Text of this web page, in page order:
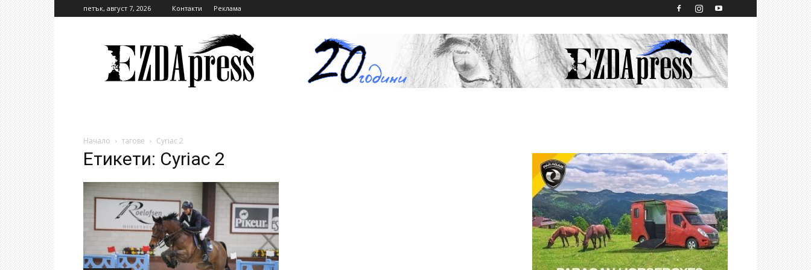
петък, август 7, 2026 Контакти Реклама
Начало тагове Cyriac 2
Етикети: Cyriac 2